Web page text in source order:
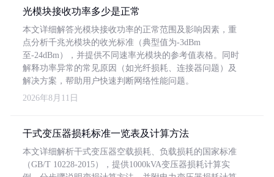
光模块接收功率多少是正常
本文详细解答光模块接收功率的正常范围及影响因素，重
点分析千兆光模块的收光标准（典型值为-3dBm
至-24dBm），并提供不同速率光模块的参考值表格。同时
解释功率异常的常见原因（如光纤损耗、连接器问题）及
解决方案，帮助用户快速判断网络性能问题。
2026年8月11日
干式变压器损耗标准一览表及计算方法
本文详细解析干式变压器空载损耗、负载损耗的国家标准
（GB/T 10228-2015），提供1000kVA变压器损耗计算实